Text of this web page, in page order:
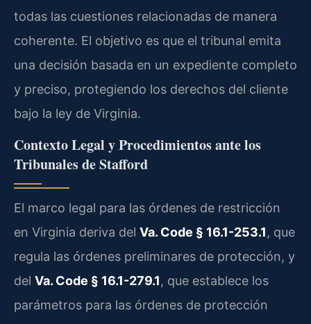
todas las cuestiones relacionadas de manera
coherente. El objetivo es que el tribunal emita
una decisión basada en un expediente completo
y preciso, protegiendo los derechos del cliente
bajo la ley de Virginia.
Contexto Legal y Procedimientos ante los
Tribunales de Stafford
El marco legal para las órdenes de restricción
en Virginia deriva del Va. Code § 16.1-253.1, que
regula las órdenes preliminares de protección, y
del Va. Code § 16.1-279.1, que establece los
parámetros para las órdenes de protección